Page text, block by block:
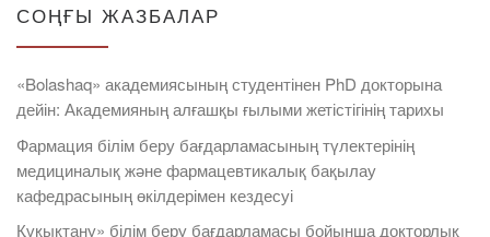
СОҢҒЫ ЖАЗБАЛАР
«Bolashaq» академиясының студентінен PhD докторына
дейін: Академияның алғашқы ғылыми жетістігінің тарихы
Фармация білім беру бағдарламасының түлектерінің
медициналық және фармацевтикалық бақылау
кафедрасының өкілдерімен кездесуі
Құқықтану» білім беру бағдарламасы бойынша докторлық